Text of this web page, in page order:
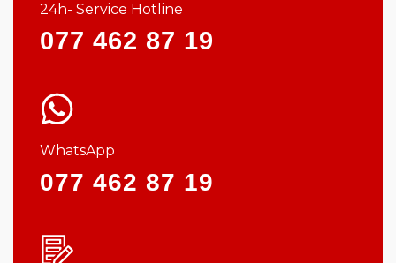
24h- Service Hotline
077 462 87 19
WhatsApp
077 462 87 19